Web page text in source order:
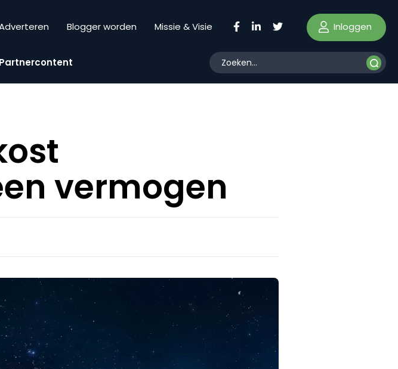
Blogger worden Missie & Visie Inloggen
Partnercontent
vermogen